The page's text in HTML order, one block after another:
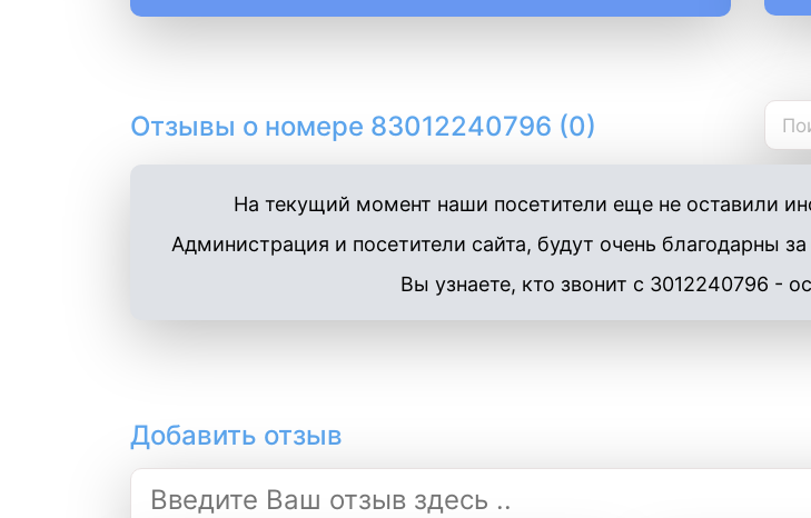
Отзывы о номере 83012240796 (0)
На текущий момент наши посетители еще не оставили
Администрация и посетители сайта, будут очень благодарны
Вы узнаете, кто звонит с 3012240796 -
Добавить отзыв